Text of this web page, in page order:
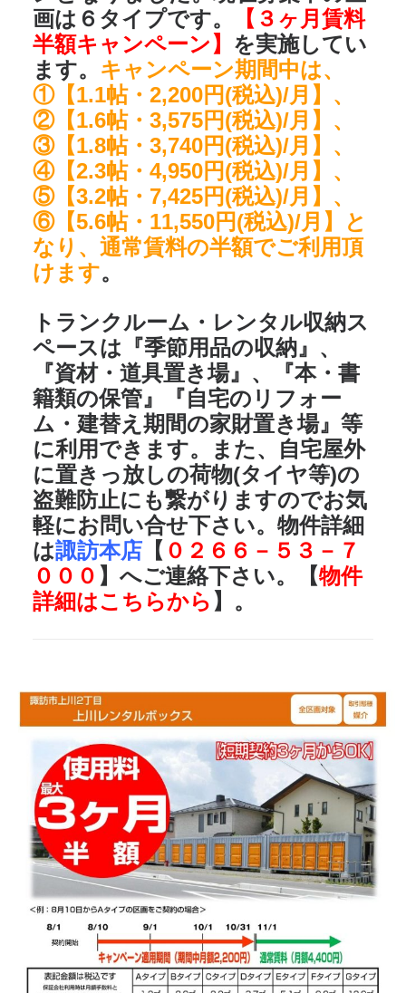
画は６タイプです。
【３ヶ月賃料
半額キャンペーン】 を実施してい
ます。 キャンペーン期間中は、
①【1.1帖・2,200円(税込)/月】、
②【1.6帖・3,575円(税込)/月】、
③【1.8帖・3,740円(税込)/月】、
④【2.3帖・4,950円(税込)/月】、
⑤【3.2帖・7,425円(税込)/月】、
⑥【5.6帖・11,550円(税込)/月】と
なり、通常賃料の半額でご利用頂
けます。
トランクルーム・レンタル収納ス
ペースは 『季節用品の収納』、
『資材・道具置き場』、『本・書
籍類の保管』『自宅のリフォー
ム・建替え期間の家財置き場』 等
に利用できます。また、自宅屋外
に置きっ放しの荷物(タイヤ等)の
盗難防止にも繋がりますのでお気
軽にお問い合せ下さい。物件詳細
は諏訪本店 【 ０２６６－５３－７
０００ 】へご連絡下さい。【物件
詳細はこちらから 】。